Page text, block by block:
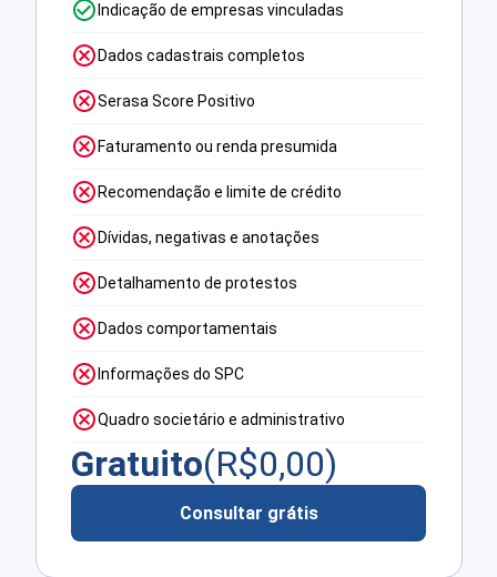
Indicação de empresas vinculadas
Dados cadastrais completos
Serasa Score Positivo
Faturamento ou renda presumida
Recomendação e limite de crédito
Dívidas, negativas e anotações
Detalhamento de protestos
Dados comportamentais
Informações do SPC
Quadro societário e administrativo
Gratuito(R$0,00)
Consultar grátis